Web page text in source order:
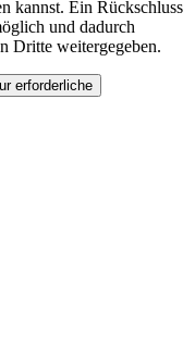
kannst. Ein Rückschluss
und dadurch
Dritte weitergegeben.
erforderliche